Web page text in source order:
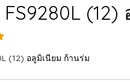
FS9280L
(12) อลูมิเนียม ก้านร่ม